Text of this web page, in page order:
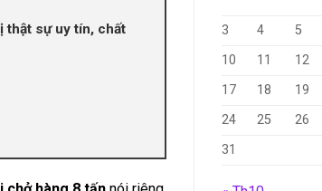
thật sự uy tín, chất
3
4 5
10
11 12
17
18 19
24
25 26
31